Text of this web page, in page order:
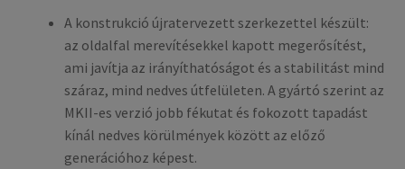
A konstrukció újratervezett szerkezettel készült:
az oldalfal merevítésekkel kapott megerősítést,
ami javítja az irányíthatóságot és a stabilitást mind
száraz, mind nedves útfelületen. A gyártó szerint az
MKII-es verzió jobb fékutat és fokozott tapadást
kínál nedves körülmények között az előző
generációhoz képest.